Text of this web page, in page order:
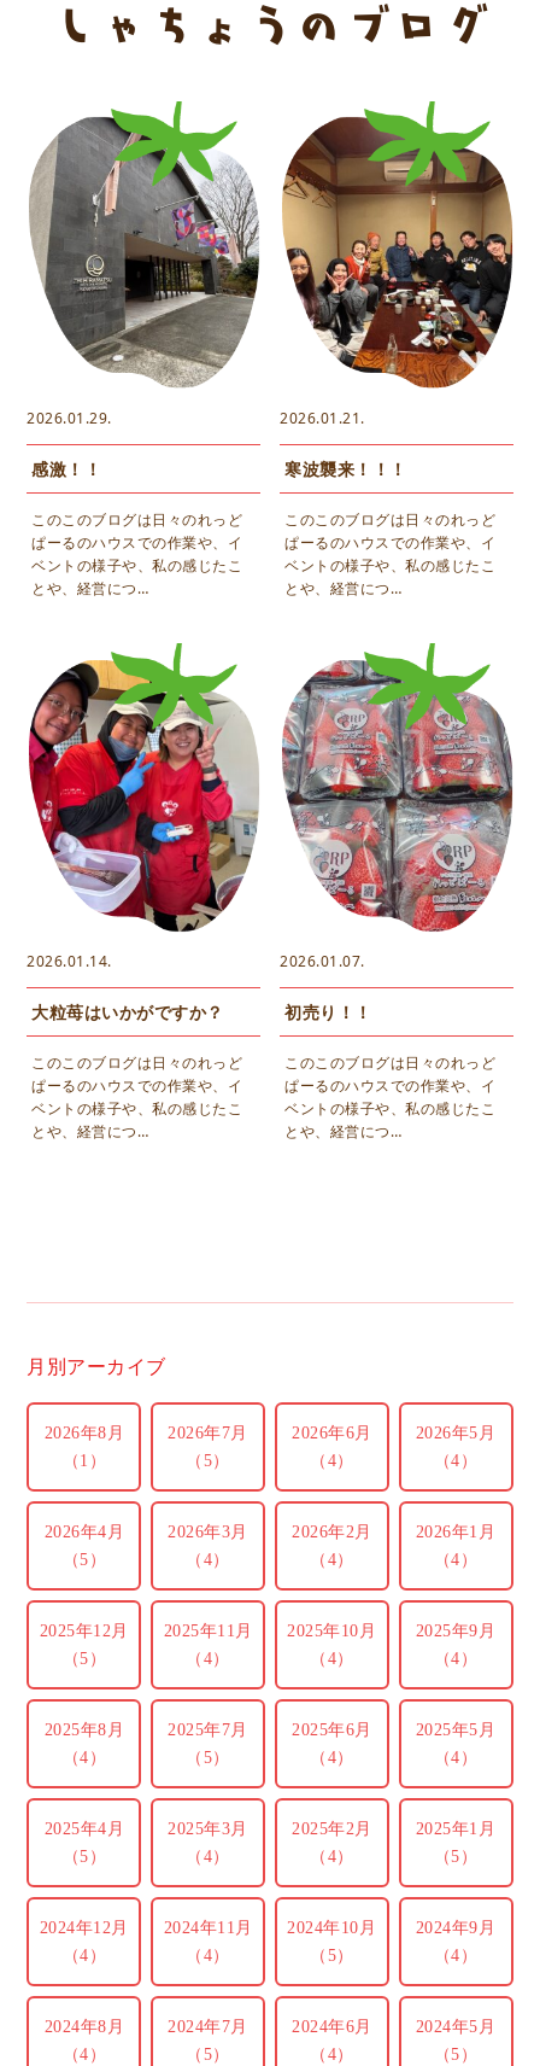
しゃちょうのブログ
2026.01.29.
感激！！
このこのブログは日々のれっど
ぱーるのハウスでの作業や、イ
ベントの様子や、私の感じたこ
とや、経営につ…
2026.01.21.
寒波襲来！！！
このこのブログは日々のれっど
ぱーるのハウスでの作業や、イ
ベントの様子や、私の感じたこ
とや、経営につ…
2026.01.14.
大粒苺はいかがですか？
このこのブログは日々のれっど
ぱーるのハウスでの作業や、イ
ベントの様子や、私の感じたこ
とや、経営につ…
2026.01.07.
初売り！！
このこのブログは日々のれっど
ぱーるのハウスでの作業や、イ
ベントの様子や、私の感じたこ
とや、経営につ…
月別アーカイブ
2026年8月
（1）
2026年7月
（5）
2026年6月
（4）
2026年5月
（4）
2026年4月
（5）
2026年3月
（4）
2026年2月
（4）
2026年1月
（4）
2025年12月
（5）
2025年11月
（4）
2025年10月
（4）
2025年9月
（4）
2025年8月
（4）
2025年7月
（5）
2025年6月
（4）
2025年5月
（4）
2025年4月
（5）
2025年3月
（4）
2025年2月
（4）
2025年1月
（5）
2024年12月
（4）
2024年11月
（4）
2024年10月
（5）
2024年9月
（4）
2024年8月
（4）
2024年7月
（5）
2024年6月
（4）
2024年5月
（5）